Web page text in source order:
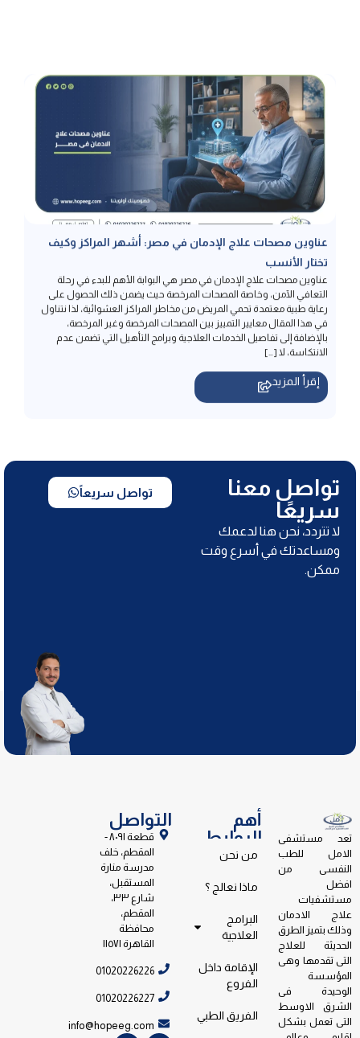
عناوين مصحات علاج الإدمان في مصر: أشهر المراكز وكيف
تختار الأنسب
عناوين مصحات علاج الإدمان في مصر هي البوابة الأهم للبدء في رحلة
التعافي الآمن، وخاصة المصحات المرخصة حيث يضمن ذلك الحصول على
رعاية طبية معتمدة تحمي المريض من مخاطر المراكز العشوائية، لذا نتناول
في هذا المقال معايير التمييز بين المصحات المرخصة وغير المرخصة،
بالإضافة إلى تفاصيل الخدمات العلاجية وبرامج التأهيل التي تضمن عدم
الانتكاسة، لا […]
إقرأ المزيد
تواصل معنا
سريعًا
لا تتردد، نحن هنا لدعمك
ومساعدتك في أسرع وقت
ممكن.
تواصل سريعاً
تعد مستشفى
الامل للطب
النفسى من
افضل
مستشفيات
علاج الادمان
وذلك بتميز الطرق
الحديثة للعلاج
التى تقدمها وهى
المؤسسة
الوحيدة فى
الشرق الاوسط
التى تعمل بشكل
أهم
الروابط
من نحن
ماذا نعالج ؟
البرامج
العلاجية
الإقامة داخل
الفروع
الفريق الطبي
التواصل
قطعة ٨٠٩١ -
المقطم، خلف
مدرسة منارة
المستقبل،
شارع ٣٣،
المقطم،
محافظة
القاهرة ١١٥٧١
01020226226
01020226227
info@hopeeg.com